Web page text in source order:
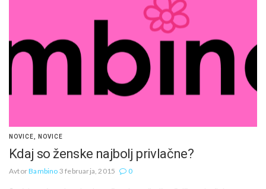
NOVICE NOVICE
Kdaj so ženske najbolj privlačne?
AvtorBambino 3 februarja, 2015 0